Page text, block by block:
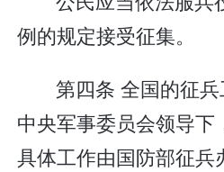
例的规定接受征集。
第四条 全国的征兵
中央军事委员会领导下
具体工作由国防部征兵